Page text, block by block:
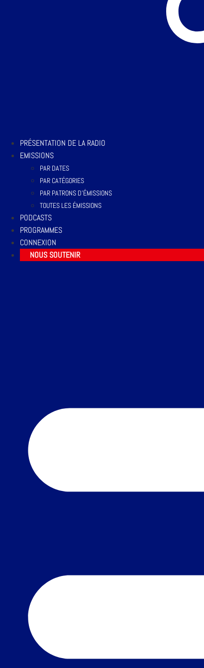
PRÉSENTATION DE LA RADIO
EMISSIONS
PAR DATES
PAR CATÉGORIES
PAR PATRONS D’ÉMISSIONS
TOUTES LES ÉMISSIONS
PODCASTS
PROGRAMMES
CONNEXION
NOUS SOUTENIR